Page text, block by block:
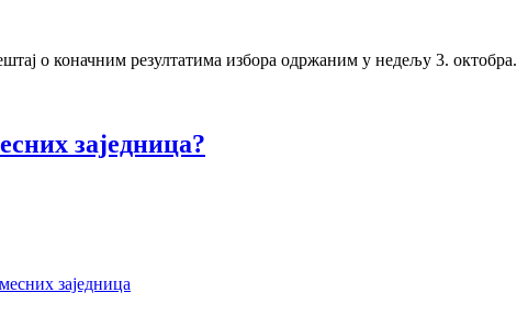
о коначним резултатима избора одржаним у недељу 3. октобра.
заједница?
заједница